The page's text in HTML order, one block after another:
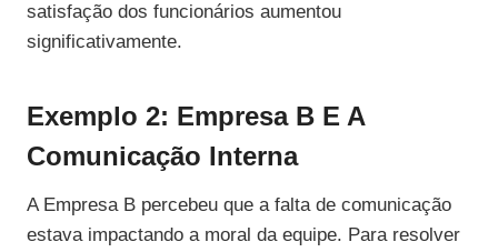
satisfação dos funcionários aumentou
significativamente.
Exemplo 2: Empresa B E A
Comunicação Interna
A Empresa B percebeu que a falta de comunicação
estava impactando a moral da equipe. Para resolver